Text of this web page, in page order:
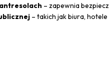
– zapewnia
– takich jak biura,